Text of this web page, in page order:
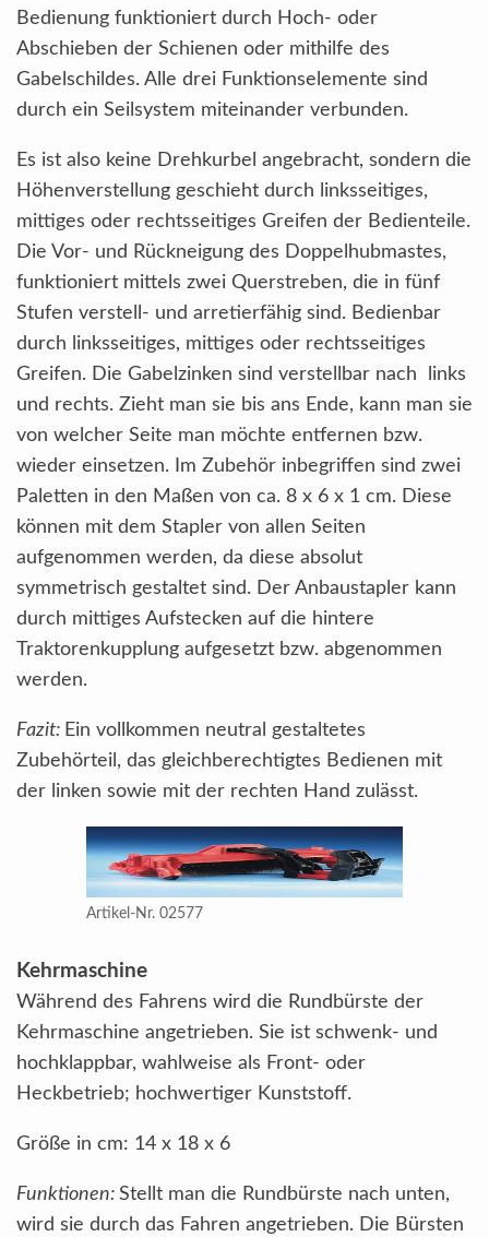
Bedienung funktioniert durch Hoch- oder
Abschieben der Schienen oder mithilfe des
Gabelschildes. Alle drei Funktionselemente sind
durch ein Seilsystem miteinander verbunden.
Es ist also keine Drehkurbel angebracht, sondern die
Höhenverstellung geschieht durch linksseitiges,
mittiges oder rechtsseitiges Greifen der Bedienteile.
Die Vor- und Rückneigung des Doppelhubmastes,
funktioniert mittels zwei Querstreben, die in fünf
Stufen verstell- und arretierfähig sind. Bedienbar
durch linksseitiges, mittiges oder rechtsseitiges
Greifen. Die Gabelzinken sind verstellbar nach links
und rechts. Zieht man sie bis ans Ende, kann man sie
von welcher Seite man möchte entfernen bzw.
wieder einsetzen. Im Zubehör inbegriffen sind zwei
Paletten in den Maßen von ca. 8 x 6 x 1 cm. Diese
können mit dem Stapler von allen Seiten
aufgenommen werden, da diese absolut
symmetrisch gestaltet sind. Der Anbaustapler kann
durch mittiges Aufstecken auf die hintere
Traktorenkupplung aufgesetzt bzw. abgenommen
werden.
Fazit: Ein vollkommen neutral gestaltetes
Zubehörteil, das gleichberechtigtes Bedienen mit
der linken sowie mit der rechten Hand zulässt.
Artikel-Nr. 02577
Kehrmaschine
Während des Fahrens wird die Rundbürste der
Kehrmaschine angetrieben. Sie ist schwenk- und
hochklappbar, wahlweise als Front- oder
Heckbetrieb; hochwertiger Kunststoff.
Größe in cm: 14 x 18 x 6
Funktionen: Stellt man die Rundbürste nach unten,
wird sie durch das Fahren angetrieben. Die Bürsten